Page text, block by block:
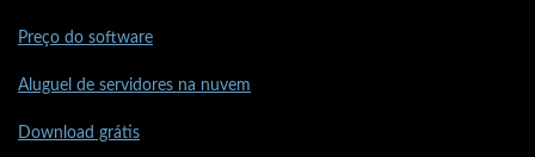
Preço do software
Aluguel de servidores na nuvem
Download grátis